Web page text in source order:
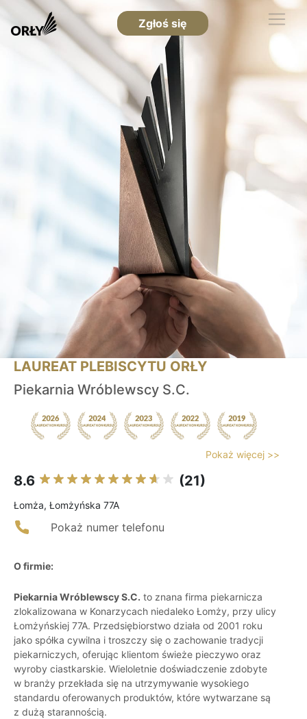
Zgłoś się
LAUREAT PLEBISCYTU ORŁY
Piekarnia Wróblewscy S.C.
Pokaż więcej >>
8.6 (21)
Łomża, Łomżyńska 77A
Pokaż numer telefonu
O firmie:
Piekarnia Wróblewscy S.C. to znana firma piekarnicza
zlokalizowana w Konarzycach niedaleko Łomży, przy ulicy
Łomżyńskiej 77A. Przedsiębiorstwo działa od 2001 roku
jako spółka cywilna i troszczy się o zachowanie tradycji
piekarniczych, oferując klientom świeże pieczywo oraz
wyroby ciastkarskie. Wieloletnie doświadczenie zdobyte
w branży przekłada się na utrzymywanie wysokiego
standardu oferowanych produktów, które wytwarzane są
z dużą starannością.